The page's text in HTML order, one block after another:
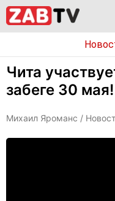
Чита
забеге 30 мая!
Михаил Яроманс /